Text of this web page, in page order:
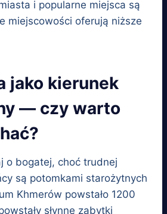
i popularne miejsca są
miejscowości oferują niższe
jako kierunek
— czy warto
o bogatej, choć trudnej
są potomkami starożytnych
Khmerów powstało 1200
słynne zabytki